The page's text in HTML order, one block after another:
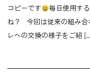
コピーです
毎日使用す
ね？ 今回は従来の組み合
レへの交換の様子をご紹